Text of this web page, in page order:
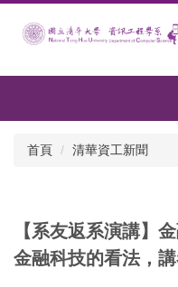
首頁 清華資工新聞
【系友返系演講】
金融科技的看法，